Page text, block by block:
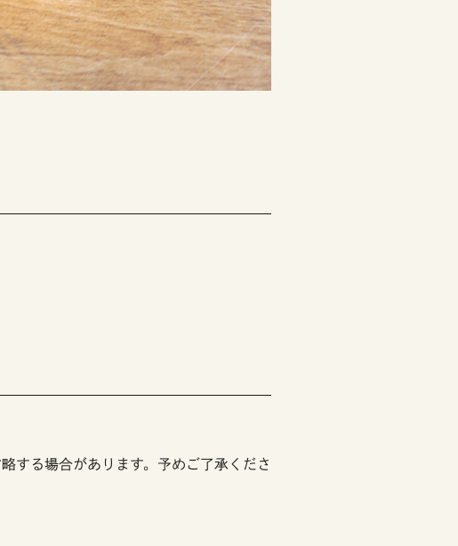
する場合があります。予めご了承くださ